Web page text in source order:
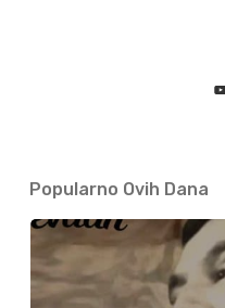
Popularno Ovih Dana